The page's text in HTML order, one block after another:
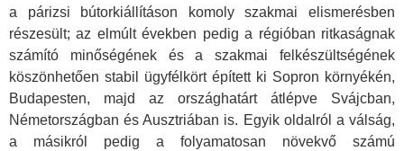
a párizsi bútorkiállításon komoly szakmai elismerésben
részesült; az elmúlt években pedig a régióban ritkaságnak
számító minőségének és a szakmai felkészültségének
köszönhetően stabil ügyfélkört épített ki Sopron környékén,
Budapesten, majd az országhatárt átlépve Svájcban,
Németországban és Ausztriában is. Egyik oldalról a válság,
a másikról pedig a folyamatosan növekvő számú